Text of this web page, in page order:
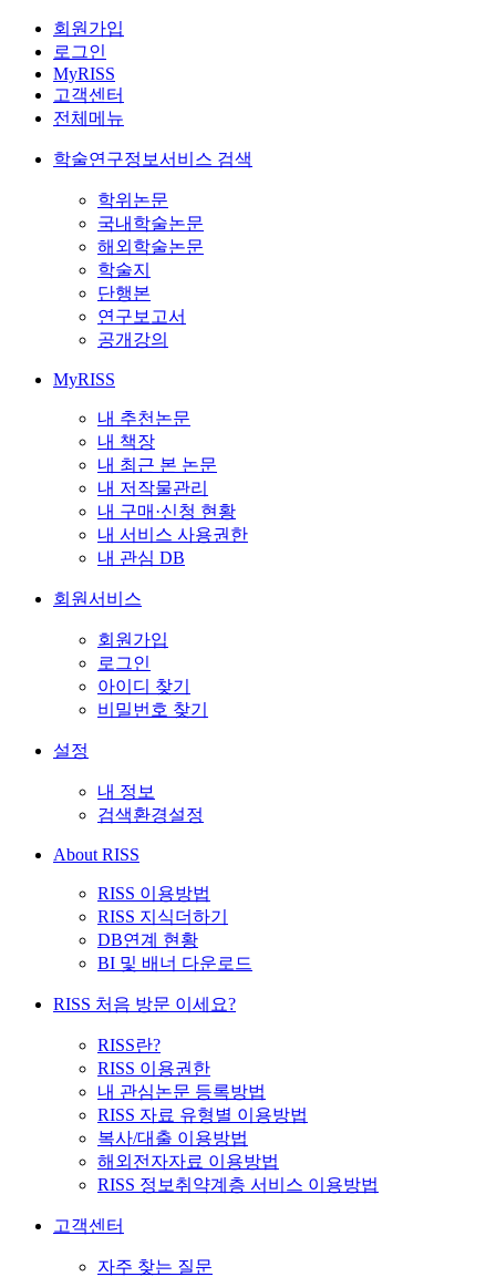
회원가입
로그인
MyRISS
고객센터
전체메뉴
학술연구정보서비스 검색
학위논문
국내학술논문
해외학술논문
학술지
단행본
연구보고서
공개강의
MyRISS
내 추천논문
내 책장
내 최근 본 논문
내 저작물관리
내 구매·신청 현황
내 서비스 사용권한
내 관심 DB
회원서비스
회원가입
로그인
아이디 찾기
비밀번호 찾기
설정
내 정보
검색환경설정
About RISS
RISS 이용방법
RISS 지식더하기
DB연계 현황
BI 및 배너 다운로드
RISS 처음 방문 이세요?
RISS란?
RISS 이용권한
내 관심논문 등록방법
RISS 자료 유형별 이용방법
복사/대출 이용방법
해외전자자료 이용방법
RISS 정보취약계층 서비스 이용방법
고객센터
자주 찾는 질문